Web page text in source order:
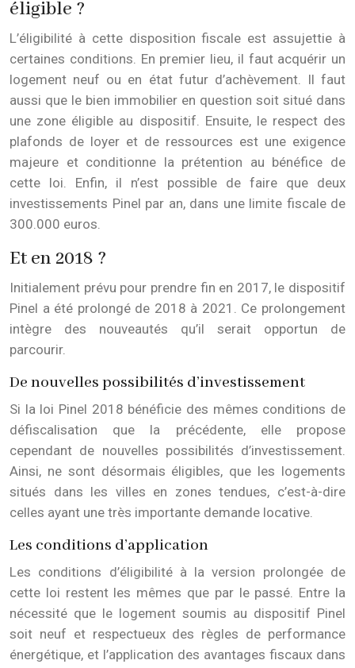
éligible ?
L’éligibilité à cette disposition fiscale est assujettie à
certaines conditions. En premier lieu, il faut acquérir un
logement neuf ou en état futur d’achèvement. Il faut
aussi que le bien immobilier en question soit situé dans
une zone éligible au dispositif. Ensuite, le respect des
plafonds de loyer et de ressources est une exigence
majeure et conditionne la prétention au bénéfice de
cette loi. Enfin, il n’est possible de faire que deux
investissements Pinel par an, dans une limite fiscale de
300.000 euros.
Et en 2018 ?
Initialement prévu pour prendre fin en 2017, le dispositif
Pinel a été prolongé de 2018 à 2021. Ce prolongement
intègre des nouveautés qu’il serait opportun de
parcourir.
De nouvelles possibilités d’investissement
Si la loi Pinel 2018 bénéficie des mêmes conditions de
défiscalisation que la précédente, elle propose
cependant de nouvelles possibilités d’investissement.
Ainsi, ne sont désormais éligibles, que les logements
situés dans les villes en zones tendues, c’est-à-dire
celles ayant une très importante demande locative.
Les conditions d’application
Les conditions d’éligibilité à la version prolongée de
cette loi restent les mêmes que par le passé. Entre la
nécessité que le logement soumis au dispositif Pinel
soit neuf et respectueux des règles de performance
énergétique, et l’application des avantages fiscaux dans